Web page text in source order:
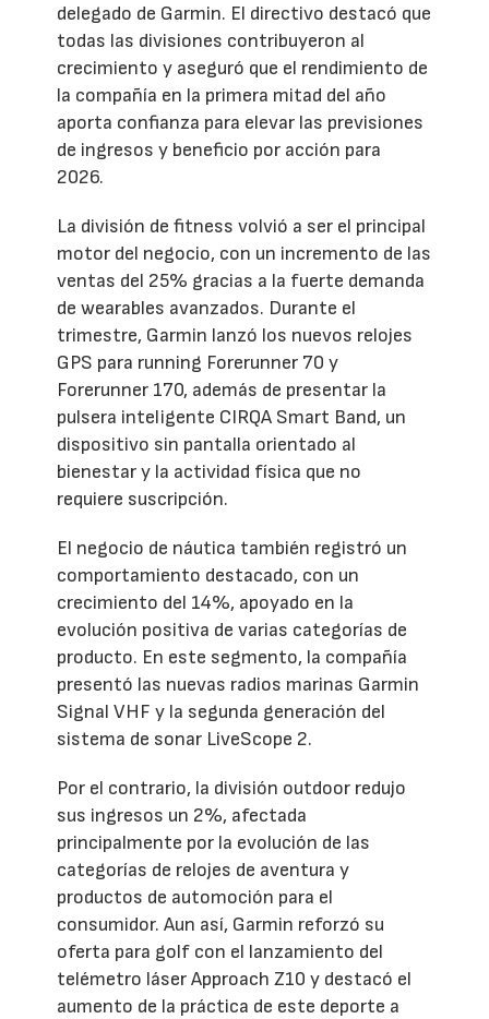
delegado de Garmin. El directivo destacó que
todas las divisiones contribuyeron al
crecimiento y aseguró que el rendimiento de
la compañía en la primera mitad del año
aporta confianza para elevar las previsiones
de ingresos y beneficio por acción para
2026.
La división de fitness volvió a ser el principal
motor del negocio, con un incremento de las
ventas del 25% gracias a la fuerte demanda
de wearables avanzados. Durante el
trimestre, Garmin lanzó los nuevos relojes
GPS para running Forerunner 70 y
Forerunner 170, además de presentar la
pulsera inteligente CIRQA Smart Band, un
dispositivo sin pantalla orientado al
bienestar y la actividad física que no
requiere suscripción.
El negocio de náutica también registró un
comportamiento destacado, con un
crecimiento del 14%, apoyado en la
evolución positiva de varias categorías de
producto. En este segmento, la compañía
presentó las nuevas radios marinas Garmin
Signal VHF y la segunda generación del
sistema de sonar LiveScope 2.
Por el contrario, la división outdoor redujo
sus ingresos un 2%, afectada
principalmente por la evolución de las
categorías de relojes de aventura y
productos de automoción para el
consumidor. Aun así, Garmin reforzó su
oferta para golf con el lanzamiento del
telémetro láser Approach Z10 y destacó el
aumento de la práctica de este deporte a